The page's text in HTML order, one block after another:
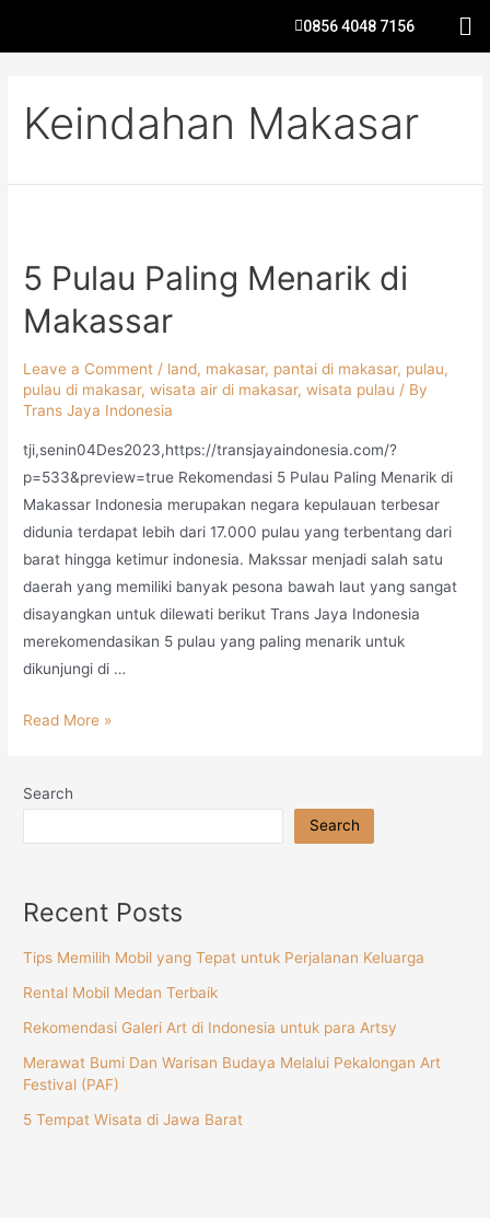
0856 4048 7156
Keindahan Makasar
5 Pulau Paling Menarik di
Makassar
Leave a Comment / land, makasar, pantai di makasar, pulau,
pulau di makasar,wisata air di makasar,wisata pulau / By
Trans Jaya Indonesia
tji,senin04Des2023,https://transjayaindonesia.com/?
p=533&preview=true Rekomendasi 5 Pulau Paling Menarik di
Makassar Indonesia merupakan negara kepulauan terbesar
didunia terdapat lebih dari 17.000 pulau yang terbentang dari
barat hingga ketimur indonesia. Makssar menjadi salah satu
daerah yang memiliki banyak pesona bawah laut yang sangat
disayangkan untuk dilewati berikut Trans Jaya Indonesia
merekomendasikan 5 pulau yang paling menarik untuk
dikunjungi di …
Read More »
Search
Search
Recent Posts
Tips Memilih Mobil yang Tepat untuk Perjalanan Keluarga
Rental Mobil Medan Terbaik
Rekomendasi Galeri Art di Indonesia untuk para Artsy
Merawat Bumi Dan Warisan Budaya Melalui Pekalongan Art
Festival (PAF)
5 Tempat Wisata di Jawa Barat